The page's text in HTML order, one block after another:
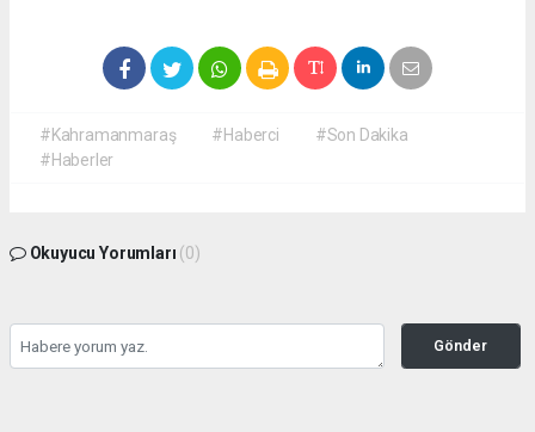
#Kahramanmaraş #Haberci
#Son Dakika
#Haberler
Okuyucu Yorumları (0)
Gönder